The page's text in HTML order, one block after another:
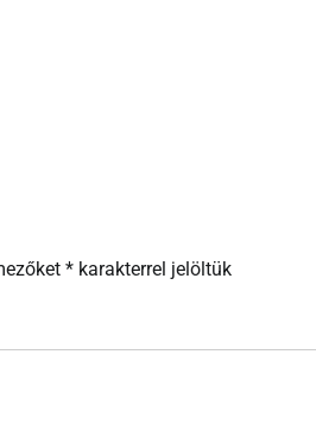
* karakterrel jelöltük